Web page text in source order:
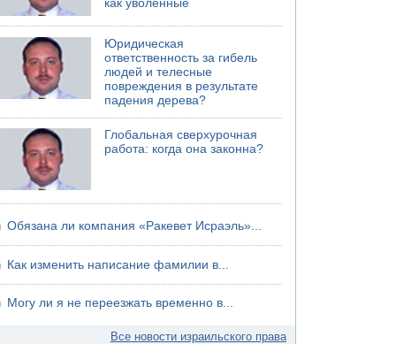
06.08.2026 13:07
Кирьят-Арбы пожар на местности
06.08.2026 12:06
США не будут давить на Израиль в вопросе
Ливана
подростков ограбили сексшоп в Холоне
как уволенные
Юридическая
ответственность за гибель
людей и телесные
повреждения в результате
падения дерева?
Глобальная сверхурочная
работа: когда она законна?
Обязана ли компания «Ракевет Исраэль»...
Как изменить написание фамилии в...
Могу ли я не переезжать временно в...
Все новости израильского права